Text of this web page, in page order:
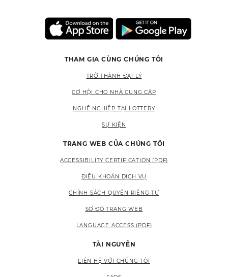
THAM GIA CÙNG CHÚNG TÔI
TRỞ THÀNH ĐẠI LÝ
CƠ HỘI CHO NHÀ CUNG CẤP
NGHỀ NGHIỆP TẠI LOTTERY
SỰ KIỆN
TRANG WEB CỦA CHÚNG TÔI
ACCESSIBILITY CERTIFICATION (PDF)
ĐIỀU KHOẢN DỊCH VỤ
CHÍNH SÁCH QUYỀN RIÊNG TƯ
SƠ ĐỒ TRANG WEB
LANGUAGE ACCESS (PDF)
TÀI NGUYÊN
LIÊN HỆ VỚI CHÚNG TÔI